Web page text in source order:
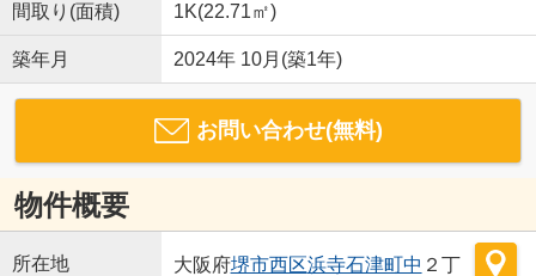
間取り(面積) 1K(22.71㎡)
築年月 2024年 10月(築1年)
お問い合わせ(無料)
物件概要
所在地 大阪府堺市西区浜寺石津町中 ２丁